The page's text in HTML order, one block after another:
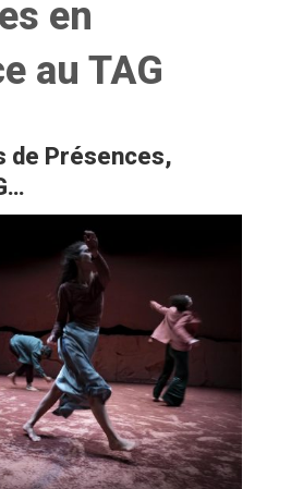
en
au TAG
de Présences,